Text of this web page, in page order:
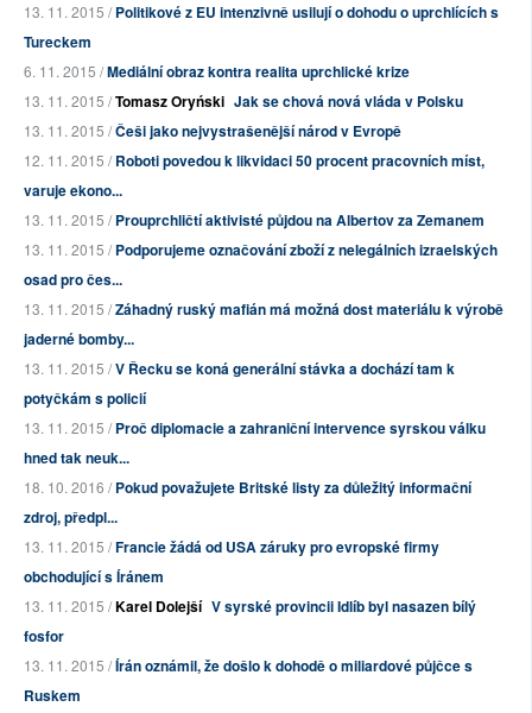
13. 11. 2015 /Politikové z EU intenzivně usilují o dohodu o uprchlících s
Tureckem
6. 11. 2015 /Mediální obraz kontra realita uprchlické krize
13. 11. 2015 /Tomasz Oryński Jak se chová nová vláda v Polsku
13. 11. 2015 /Češi jako nejvystrašenější národ v Evropě
12. 11. 2015 /Roboti povedou k likvidaci 50 procent pracovních míst,
varuje ekono...
13. 11. 2015 /Prouprchličtí aktivisté půjdou na Albertov za Zemanem
13. 11. 2015 /Podporujeme označování zboží z nelegálních izraelských
osad pro čes...
13. 11. 2015 /Záhadný ruský mafián má možná dost materiálu k výrobě
jaderné bomby...
13. 11. 2015 /V Řecku se koná generální stávka a dochází tam k
potyčkám s policií
13. 11. 2015 /Proč diplomacie a zahraniční intervence syrskou válku
hned tak neuk...
18. 10. 2016 /Pokud považujete Britské listy za důležitý informační
zdroj, předpl...
13. 11. 2015 /Francie žádá od USA záruky pro evropské firmy
obchodující s Íránem
13. 11. 2015 /Karel Dolejší V syrské provincii Idlíb byl nasazen bílý
fosfor
13. 11. 2015 /Írán oznámil, že došlo k dohodě o miliardové půjčce s
Ruskem